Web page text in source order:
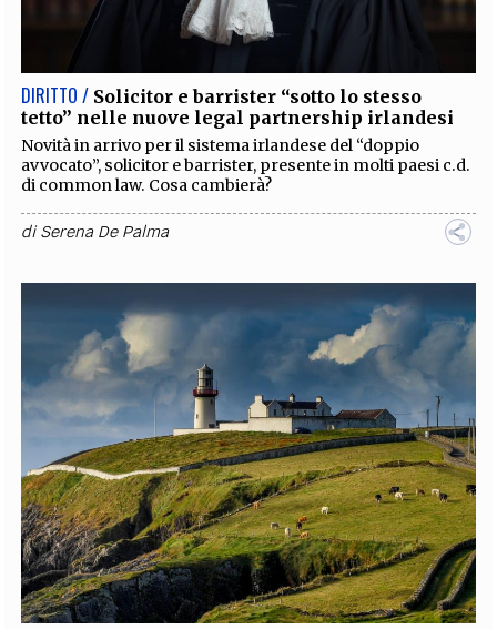
EXTRA
SOCIAL MEDIA
DIRITTO / Solicitor e barrister “sotto lo stesso
tetto” nelle nuove legal partnership irlandesi
Novità in arrivo per il sistema irlandese del “doppio
avvocato”, solicitor e barrister, presente in molti paesi c.d.
di common law. Cosa cambierà?
diSerena De Palma